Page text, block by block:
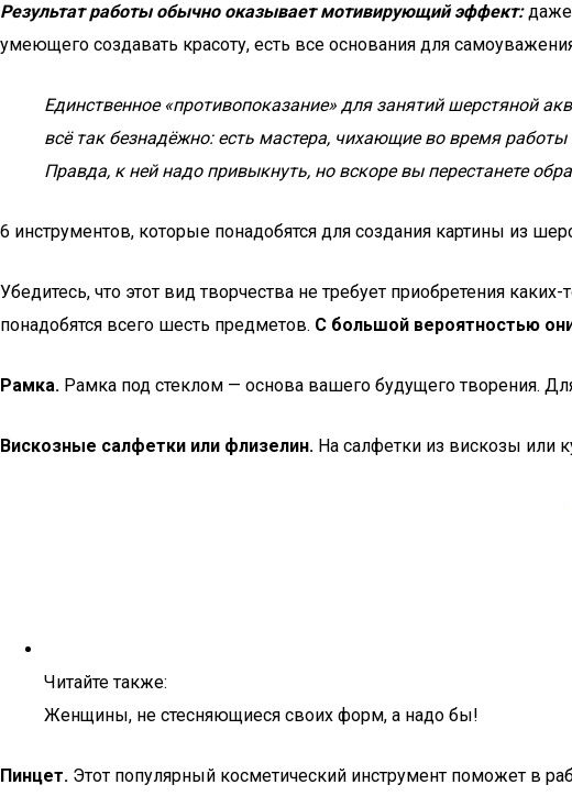
Результат работы обычно оказывает мотивирующий эффект:даже
умеющего создавать красоту, есть все основания для
Единственное «противопоказание» для занятий шерстяной
всё так безнадёжно: есть мастера, чихающие во время
Правда, к ней надо привыкнуть, но вскоре вы перестанете
6 инструментов, которые понадобятся для создания картины из
Убедитесь, что этот вид творчества не требует приобретения
понадобятся всего шесть предметов. С большой вероятностью
Рамка. Рамка под стеклом — основа вашего будущего творения.
Вискозные салфетки или флизелин. На салфетки из вискозы или
Читайте также:
Женщины, не стесняющиеся своих форм, а надо бы!
Пинцет. Этот популярный косметический инструмент поможет в